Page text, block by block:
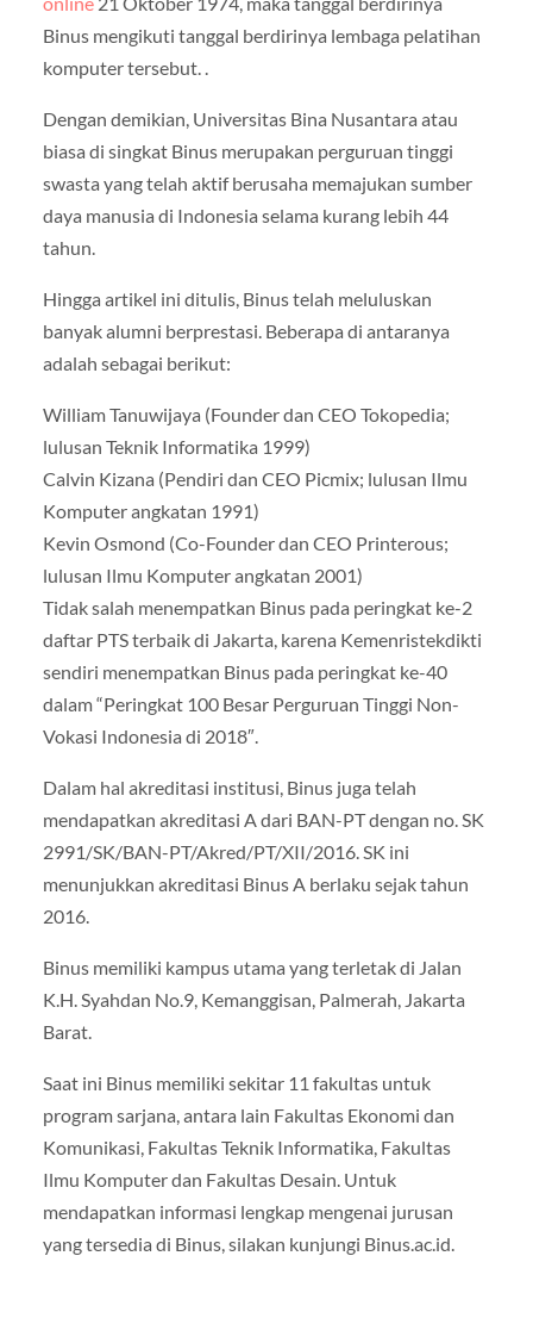
Binus mengikuti tanggal berdirinya lembaga pelatihan
komputer tersebut. .
Dengan demikian, Universitas Bina Nusantara atau
biasa di singkat Binus merupakan perguruan tinggi
swasta yang telah aktif berusaha memajukan sumber
daya manusia di Indonesia selama kurang lebih 44
tahun.
Hingga artikel ini ditulis, Binus telah meluluskan
banyak alumni berprestasi. Beberapa di antaranya
adalah sebagai berikut:
William Tanuwijaya (Founder dan CEO Tokopedia;
lulusan Teknik Informatika 1999)
Calvin Kizana (Pendiri dan CEO Picmix; lulusan Ilmu
Komputer angkatan 1991)
Kevin Osmond (Co-Founder dan CEO Printerous;
lulusan Ilmu Komputer angkatan 2001)
Tidak salah menempatkan Binus pada peringkat ke-2
daftar PTS terbaik di Jakarta, karena Kemenristekdikti
sendiri menempatkan Binus pada peringkat ke-40
dalam “Peringkat 100 Besar Perguruan Tinggi Non-
Vokasi Indonesia di 2018″.
Dalam hal akreditasi institusi, Binus juga telah
mendapatkan akreditasi A dari BAN-PT dengan no. SK
2991/SK/BAN-PT/Akred/PT/XII/2016. SK ini
menunjukkan akreditasi Binus A berlaku sejak tahun
2016.
Binus memiliki kampus utama yang terletak di Jalan
K.H. Syahdan No.9, Kemanggisan, Palmerah, Jakarta
Barat.
Saat ini Binus memiliki sekitar 11 fakultas untuk
program sarjana, antara lain Fakultas Ekonomi dan
Komunikasi, Fakultas Teknik Informatika, Fakultas
Ilmu Komputer dan Fakultas Desain. Untuk
mendapatkan informasi lengkap mengenai jurusan
yang tersedia di Binus, silakan kunjungi Binus.ac.id.